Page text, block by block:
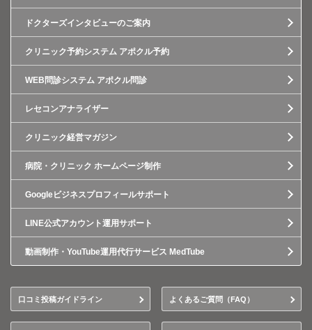
ドクターズインタビューのご案内
クリニック予約システム アポクル予約
WEB問診システム アポクル問診
レセコンアナライザー
クリニック経営マガジン
病院・クリニック ホームページ制作
Googleビジネスプロフィールサポート
LINE公式アカウント運用サポート
動画制作・YouTube運用代行サービス MedTube
口コミ投稿ガイドライン よくあるご質問（FAQ）